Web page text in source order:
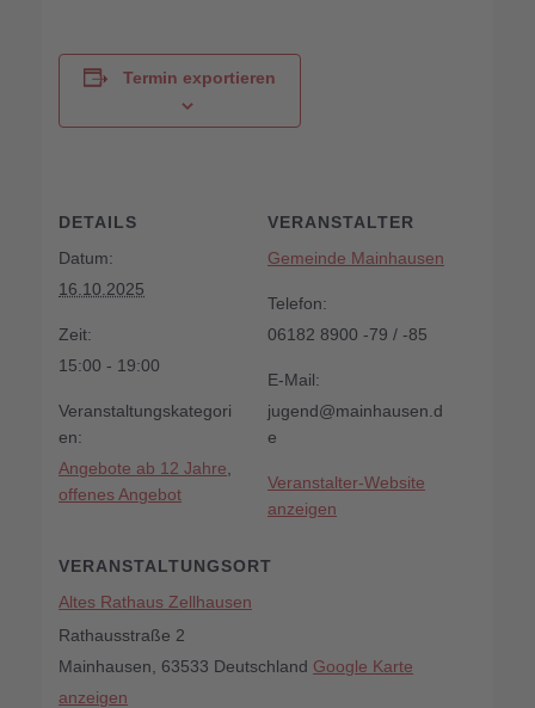
Termin exportieren
DETAILS
Datum:
16.10.2025
Zeit:
15:00 - 19:00
Veranstaltungskategori
en:
Angebote ab 12 Jahre
offenes Angebot
VERANSTALTUNGSORT
Altes Rathaus Zellhausen
Rathausstraße 2
Mainhausen
63533 Deutschland Google Karte
anzeigen
VERANSTALTER
Gemeinde Mainhausen
Telefon:
06182 8900 -79 / -85
E-Mail:
jugend@mainhausen.d
e
Veranstalter-Website
anzeigen